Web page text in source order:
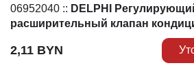
06952040 :: DELPHI
расширительный клапан
2,11 BYN